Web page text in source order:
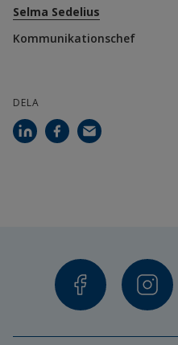
Selma Sedelius
Kommunikationschef
DELA